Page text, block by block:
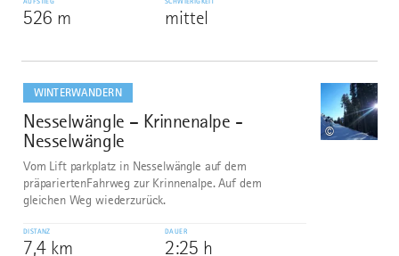
526 m mittel
WINTERWANDERN
8
Nesselwängle – Krinnenalpe -
Nesselwängle
©
Vom Lift parkplatz in Nesselwängle auf dem
präpariertenFahrweg zur Krinnenalpe. Auf dem
gleichen Weg wiederzurück.
DISTANZ
7,4 km
DAUER
2:25 h
dazu